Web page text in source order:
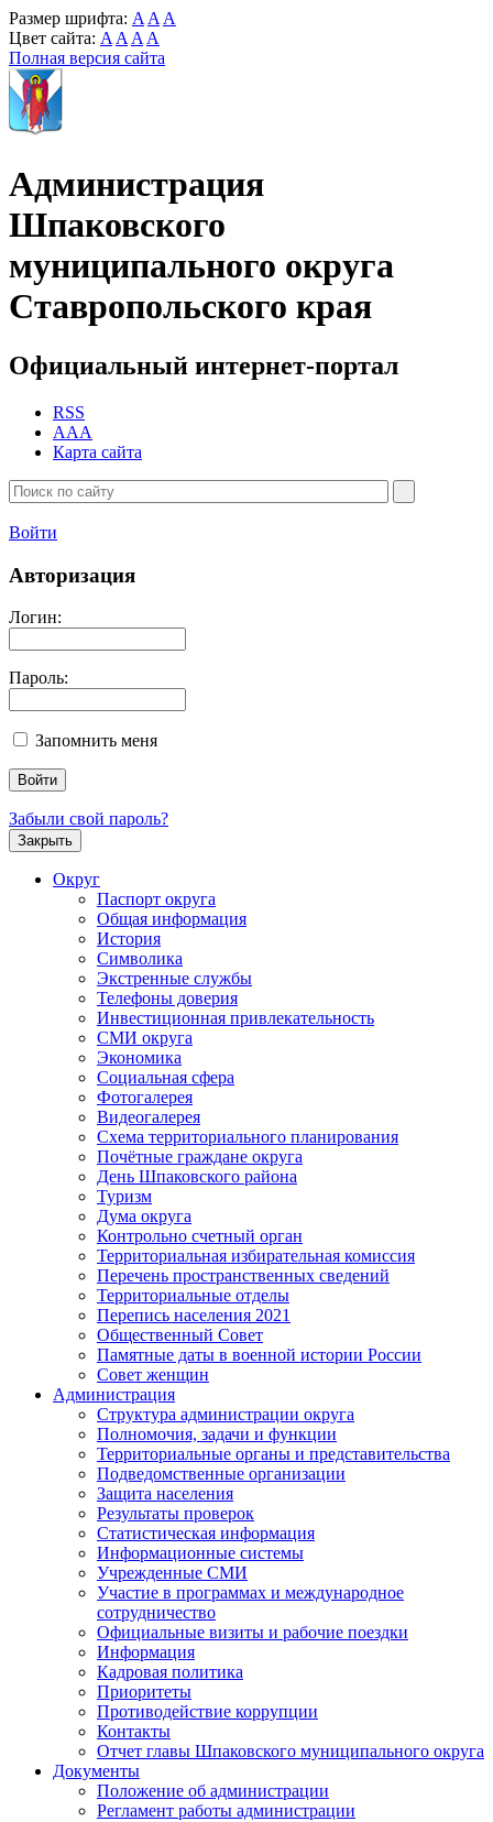
Размер шрифта: A A A
Цвет сайта: A A A A
Полная версия сайта
Администрация
Шпаковского
муниципального округа
Ставропольского края
Официальный интернет-портал
RSS
AAA
Карта сайта
Войти
Авторизация
Логин:
Пароль:
Запомнить меня
Забыли свой пароль?
Закрыть
Округ
Паспорт округа
Общая информация
История
Символика
Экстренные службы
Телефоны доверия
Инвестиционная привлекательность
СМИ округа
Экономика
Социальная сфера
Фотогалерея
Видеогалерея
Схема территориального планирования
Почётные граждане округа
День Шпаковского района
Туризм
Дума округа
Контрольно счетный орган
Территориальная избирательная комиссия
Перечень пространственных сведений
Территориальные отделы
Перепись населения 2021
Общественный Совет
Памятные даты в военной истории России
Совет женщин
Администрация
Структура администрации округа
Полномочия, задачи и функции
Территориальные органы и представительства
Подведомственные организации
Защита населения
Результаты проверок
Статистическая информация
Информационные системы
Учрежденные СМИ
Участие в программах и международное
сотрудничество
Официальные визиты и рабочие поездки
Информация
Кадровая политика
Приоритеты
Противодействие коррупции
Контакты
Отчет главы Шпаковского муниципального округа
Документы
Положение об администрации
Регламент работы администрации